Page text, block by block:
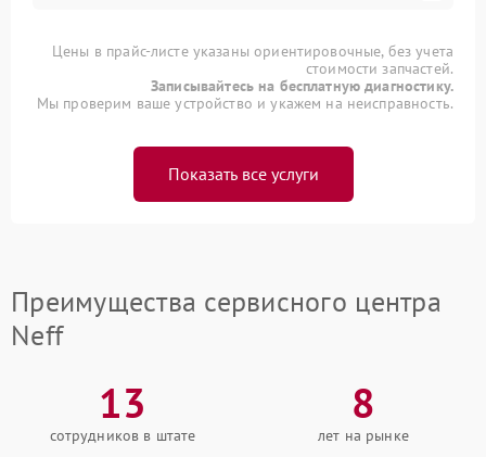
Цены в прайс-листе указаны ориентировочные, без учета
стоимости запчастей.
Записывайтесь на бесплатную диагностику.
Мы проверим ваше устройство и укажем на неисправность.
Показать все услуги
Преимущества сервисного центра
Neff
13
сотрудников в штате
8
лет на рынке